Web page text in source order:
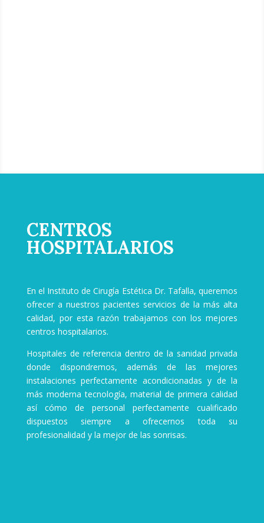
CENTROS
HOSPITALARIOS
En el Instituto de Cirugía Estética Dr. Tafalla, queremos
ofrecer a nuestros pacientes servicios de la más alta
calidad, por esta razón trabajamos con los mejores
centros hospitalarios.
Hospitales de referencia dentro de la sanidad privada
donde dispondremos, además de las mejores
instalaciones perfectamente acondicionadas y de la
más moderna tecnología, material de primera calidad
así cómo de personal perfectamente cualificado
dispuestos siempre a ofrecernos toda su
profesionalidad y la mejor de las sonrisas.